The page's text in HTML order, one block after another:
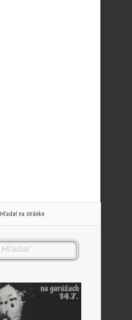
Hľadať na stránke